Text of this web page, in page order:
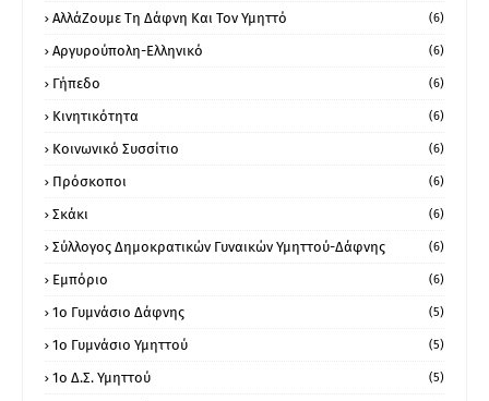
ΑλλάΖουμε Τη Δάφνη Και Τον Υμηττό (6)
Αργυρούπολη-Ελληνικό (6)
Γήπεδο (6)
Κινητικότητα (6)
Κοινωνικό Συσσίτιο (6)
Πρόσκοποι (6)
Σκάκι (6)
Σύλλογος Δημοκρατικών Γυναικών Υμηττού-Δάφνης (6)
Εμπόριο (6)
1ο Γυμνάσιο Δάφνης (5)
1ο Γυμνάσιο Υμηττού (5)
1ο Δ.Σ. Υμηττού (5)